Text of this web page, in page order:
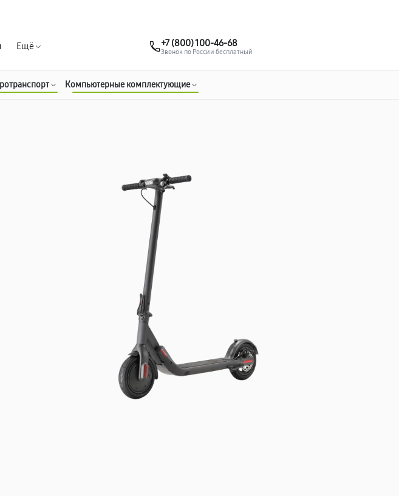
Ещё +7 (800) 100-46-68
Звонок по России бесплатный
Компьютерные комплектующие